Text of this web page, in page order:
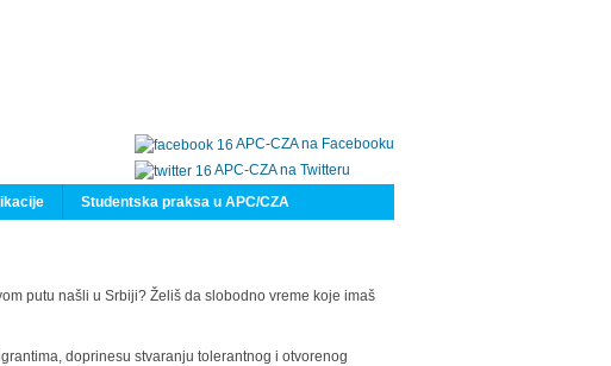
APC-CZA na Facebooku
APC-CZA na Twitteru
Studentska praksa u APC/CZA
putu našli u Srbiji? Želiš da slobodno vreme koje imaš
doprinesu stvaranju tolerantnog i otvorenog